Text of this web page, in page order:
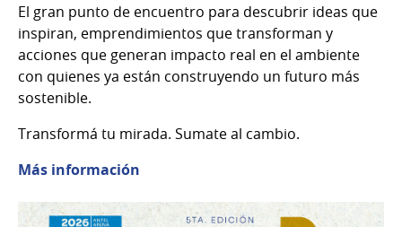
14
de
Jun
del
2026
El gran punto de encuentro para descubrir ideas que
inspiran, emprendimientos que transforman y
acciones que generan impacto real en el ambiente
con quienes ya están construyendo un futuro más
sostenible.
Transformá tu mirada. Sumate al cambio.
Más información